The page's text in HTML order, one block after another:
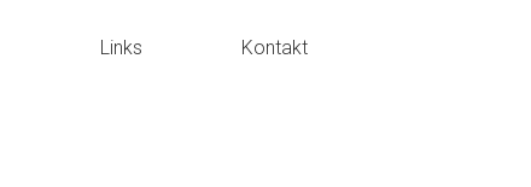
Links Kontakt